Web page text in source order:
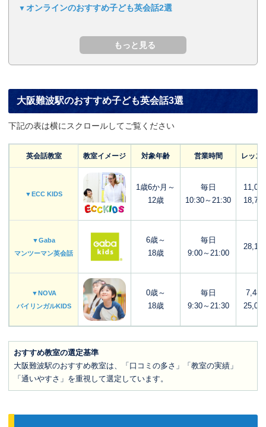
オンラインのおすすめ子ども英会話2選
大阪難波駅のおすすめ子ども英会話3選
下記の表は横にスクロールしてご覧ください
英会話教室 教室イメージ 対象年齢 営業時間 レッス
▼ECC KIDS
1歳6か月～
12歳
毎日
10:30～21:30
▼Gaba
マンツーマン英会話
6歳～
18歳
毎日
9:00～21:00
▼NOVA
バイリンガルKIDS
0歳～
18歳
毎日
9:30～21:30
おすすめ教室の選定基準
大阪難波駅のおすすめ教室は、「口コミの多さ」「教室の実績」
「通いやすさ」を重視して選定しています。